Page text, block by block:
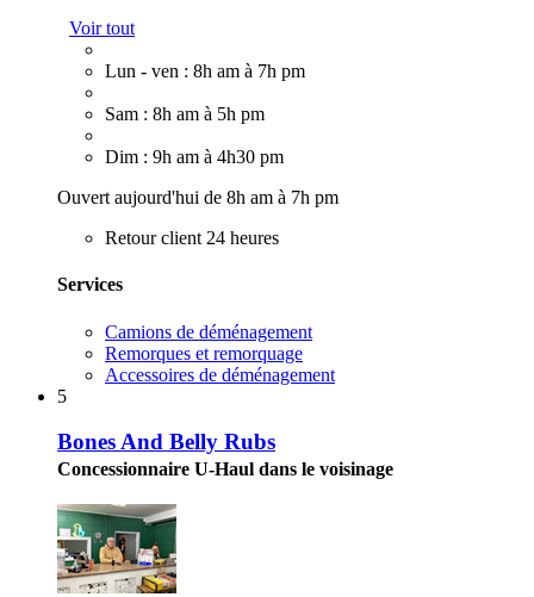
Voir tout
Lun - ven : 8h am à 7h pm
Sam : 8h am à 5h pm
Dim : 9h am à 4h30 pm
Ouvert aujourd'hui de 8h am à 7h pm
Retour client 24 heures
Services
Camions de déménagement
Remorques et remorquage
Accessoires de déménagement
5
Bones And Belly Rubs
Concessionnaire U-Haul dans le voisinage